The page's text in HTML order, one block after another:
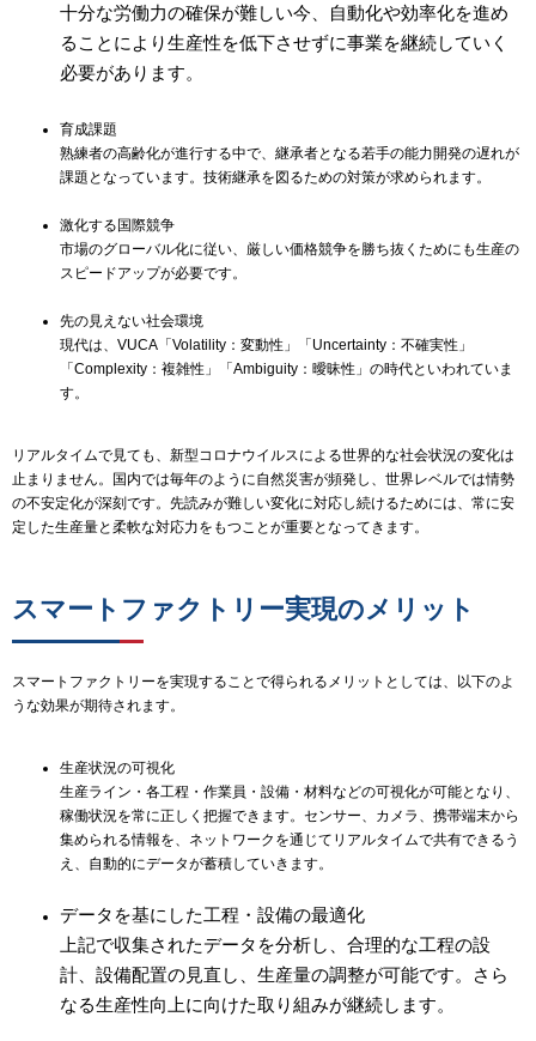
十分な労働力の確保が難しい今、自動化や効率化を進め
ることにより生産性を低下させずに事業を継続していく
必要があります。
育成課題
熟練者の高齢化が進行する中で、継承者となる若手の能力開発の遅れが
課題となっています。技術継承を図るための対策が求められます。
激化する国際競争
市場のグローバル化に従い、厳しい価格競争を勝ち抜くためにも生産の
スピードアップが必要です。
先の見えない社会環境
現代は、VUCA「Volatility：変動性」「Uncertainty：不確実性」
「Complexity：複雑性」「Ambiguity：曖昧性」の時代といわれていま
す。
リアルタイムで見ても、新型コロナウイルスによる世界的な社会状況の変化は
止まりません。国内では毎年のように自然災害が頻発し、世界レベルでは情勢
の不安定化が深刻です。先読みが難しい変化に対応し続けるためには、常に安
定した生産量と柔軟な対応力をもつことが重要となってきます。
スマートファクトリー実現のメリット
スマートファクトリーを実現することで得られるメリットとしては、以下のよ
うな効果が期待されます。
生産状況の可視化
生産ライン・各工程・作業員・設備・材料などの可視化が可能となり、
稼働状況を常に正しく把握できます。センサー、カメラ、携帯端末から
集められる情報を、ネットワークを通じてリアルタイムで共有できるう
え、自動的にデータが蓄積していきます。
データを基にした工程・設備の最適化
上記で収集されたデータを分析し、合理的な工程の設
計、設備配置の見直し、生産量の調整が可能です。さら
なる生産性向上に向けた取り組みが継続します。